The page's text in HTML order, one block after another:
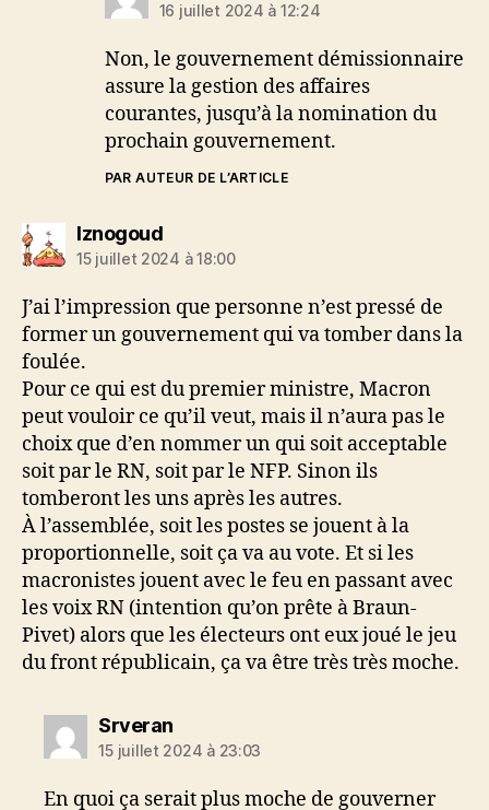
16 juillet 2024 à 12:24
Non, le gouvernement démissionnaire
assure la gestion des affaires
courantes, jusqu’à la nomination du
prochain gouvernement.
PAR AUTEUR DE L’ARTICLE
Iznogouddit :
15 juillet 2024 à 18:00
J’ai l’impression que personne n’est pressé de
former un gouvernement qui va tomber dans la
foulée.
Pour ce qui est du premier ministre, Macron
peut vouloir ce qu’il veut, mais il n’aura pas le
choix que d’en nommer un qui soit acceptable
soit par le RN, soit par le NFP. Sinon ils
tomberont les uns après les autres.
À l’assemblée, soit les postes se jouent à la
proportionnelle, soit ça va au vote. Et si les
macronistes jouent avec le feu en passant avec
les voix RN (intention qu’on prête à Braun-
Pivet) alors que les électeurs ont eux joué le jeu
du front républicain, ça va être très très moche.
Srverandit :
15 juillet 2024 à 23:03
En quoi ça serait plus moche de gouverner